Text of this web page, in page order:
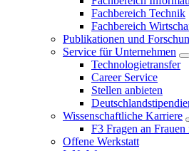
Fachbereich Technik
Fachbereich
Publikationen und
Service für Unternehmen
Technologietransfer
Career Service
Stellen anbieten
Wissenschaftliche Karriere
F3 Fragen an
Offene Werkstatt